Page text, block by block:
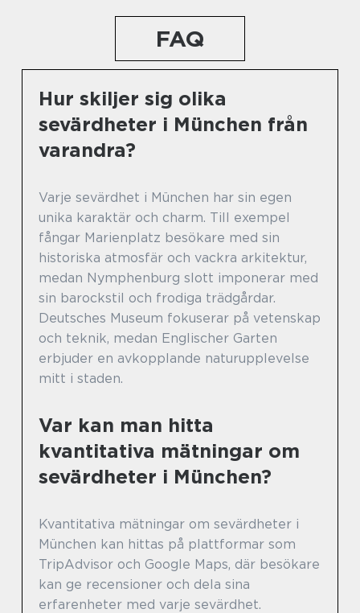
FAQ
Hur skiljer sig olika
sevärdheter i München från
varandra?
Varje sevärdhet i München har sin egen
unika karaktär och charm. Till exempel
fångar Marienplatz besökare med sin
historiska atmosfär och vackra arkitektur,
medan Nymphenburg slott imponerar med
sin barockstil och frodiga trädgårdar.
Deutsches Museum fokuserar på vetenskap
och teknik, medan Englischer Garten
erbjuder en avkopplande naturupplevelse
mitt i staden.
Var kan man hitta
kvantitativa mätningar om
sevärdheter i München?
Kvantitativa mätningar om sevärdheter i
München kan hittas på plattformar som
TripAdvisor och Google Maps, där besökare
kan ge recensioner och dela sina
erfarenheter med varje sevärdhet.